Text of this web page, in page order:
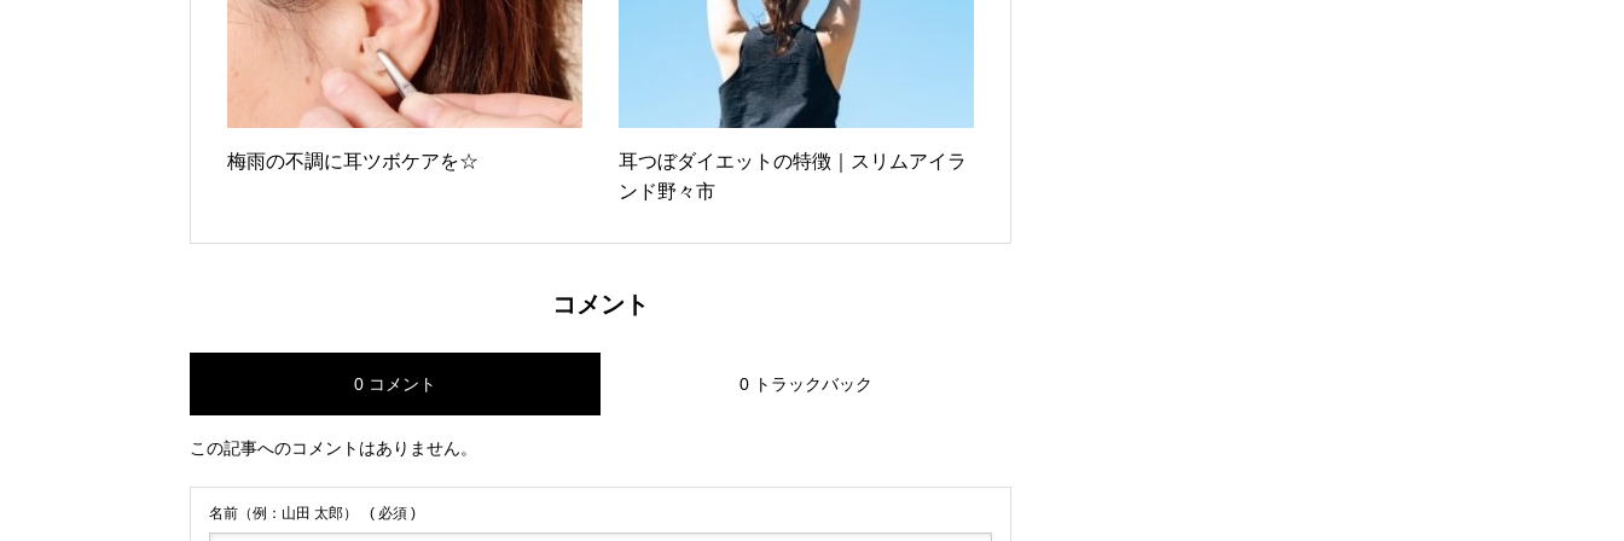
梅雨の不調に耳ツボケアを☆
耳つぼダイエットの特徴｜スリムアイラ
ンド野々市
コメント
0 コメント 0 トラックバック
この記事へのコメントはありません。
名前（例：山田 太郎） ( 必須 )